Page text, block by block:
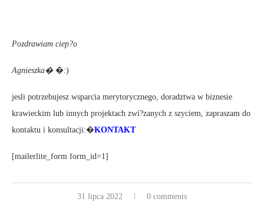
Pozdrawiam ciep?o
Agnieszka� �:)
jesli potrzebujesz wsparcia merytorycznego, doradztwa w biznesie
krawieckim lub innych projektach zwi?zanych z szyciem, zapraszam do
kontaktu i konsultacji:�KONTAKT
[mailerlite_form form_id=1]
31 lipca 2022 0 comments